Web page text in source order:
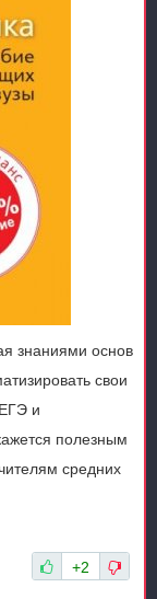
знаниями основ
свои
и
полезным
средних
+2